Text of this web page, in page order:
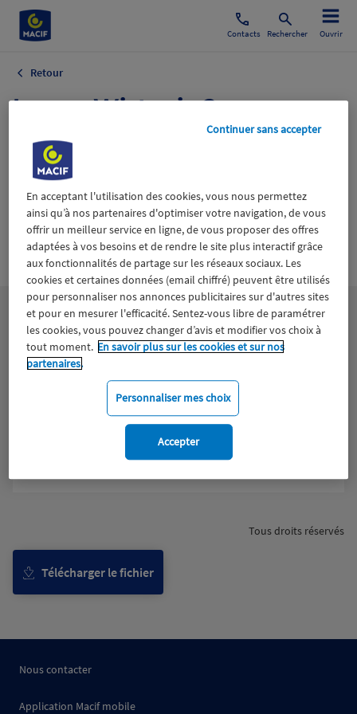
Contacts Rechercher Ouvrir
Retour
Image Wiztopic 2.png
24 avril 2020
Certifié avec Wiztrust
trusted
sources
Télécharger le fichier
Tous droits réservés
Nous contacter
Application Macif mobile
En acceptant l'utilisation des cookies, vous nous permettez
ainsi qu’à nos partenaires d'optimiser votre navigation, de vous
offrir un meilleur service en ligne, de vous proposer des offres
adaptées à vos besoins et de rendre le site plus interactif grâce
aux fonctionnalités de partage sur les réseaux sociaux. Les
cookies et certaines données (email chiffré) peuvent être utilisés
pour personnaliser nos annonces publicitaires sur d'autres sites
et pour en mesurer l'efficacité. Sentez-vous libre de paramétrer
les cookies, vous pouvez changer d’avis et modifier vos choix à
tout moment. En savoir plus sur les cookies et sur nos
partenaires.
Personnaliser mes choix
Continuer sans accepter
Accepter